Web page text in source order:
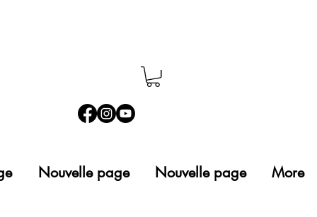
Nouvelle page Nouvelle page More